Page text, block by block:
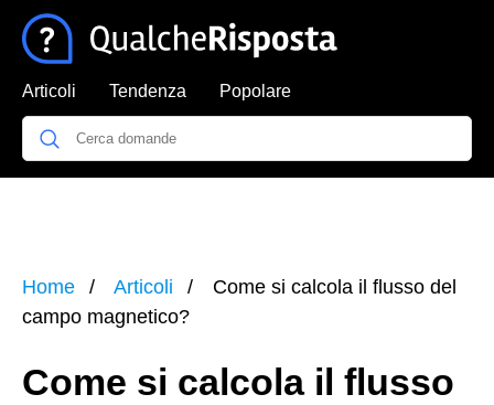
Articoli Tendenza Popolare
Home Articoli
Come si calcola il flusso del
campo magnetico?
Come si calcola il flusso